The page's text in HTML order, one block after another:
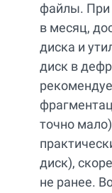
файлы. При
в месяц,
диска и
диск в
точно
диск),
не ранее.